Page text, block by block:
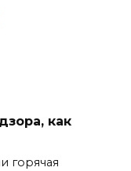
как
горячая